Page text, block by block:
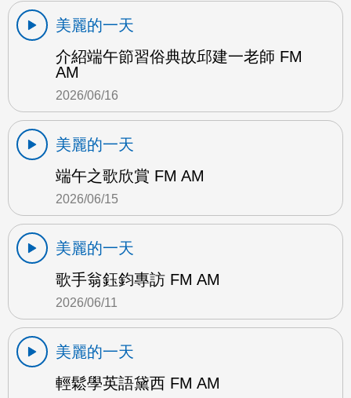
美麗的一天
介紹端午節習俗典故邱建一老師 FM
AM
2026/06/16
美麗的一天
端午之歌欣賞 FM AM
2026/06/15
美麗的一天
歌手翁鈺鈞專訪 FM AM
2026/06/11
美麗的一天
輕鬆學英語黛西 FM AM